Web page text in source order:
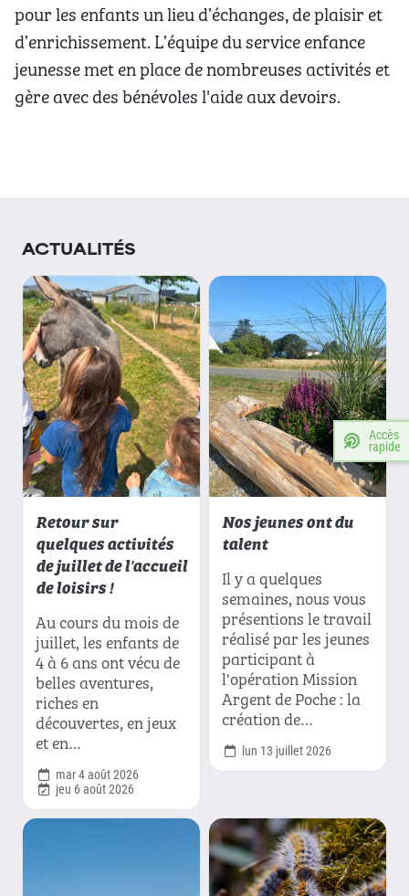
pour les enfants un lieu d’échanges, de plaisir et
d’enrichissement. L’équipe du service enfance
jeunesse met en place de nombreuses activités et
gère avec des bénévoles l'aide aux devoirs.
ACTUALITÉS
Retour sur
quelques activités
de juillet de l'accueil
de loisirs !
Au cours du mois de
juillet, les enfants de
4 à 6 ans ont vécu de
belles aventures,
riches en
découvertes, en jeux
et en…
mar 4 août 2026
jeu 6 août 2026
Nos jeunes ont du
talent
Il y a quelques
semaines, nous vous
présentions le travail
réalisé par les jeunes
participant à
l'opération Mission
Argent de Poche : la
création de…
lun 13 juillet 2026
Accès
rapide